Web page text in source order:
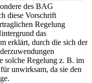
des BAG
diese Vorschrift
Regelung
das
erklärt, durch die sich der
solche Regelung z. B. im
unwirksam, da sie den